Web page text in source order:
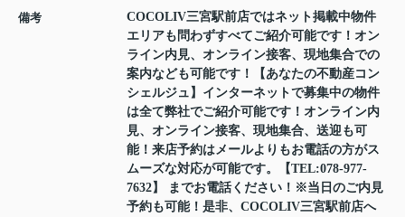
備考
COCOLIV三宮駅前店ではネット掲載中物件
エリアも問わずすべてご紹介可能です！オン
ライン内見、オンライン接客、現地集合での
案内なども可能です！【あなたの不動産コン
シェルジュ】インターネットで募集中の物件
は全て弊社でご紹介可能です！オンライン内
見、オンライン接客、現地集合、送迎も可
能！来店予約はメールよりもお電話の方がス
ムーズな対応が可能です。【TEL:078-977-
7632】 までお電話ください！※当日のご内見
予約も可能！是非、COCOLIV三宮駅前店へ